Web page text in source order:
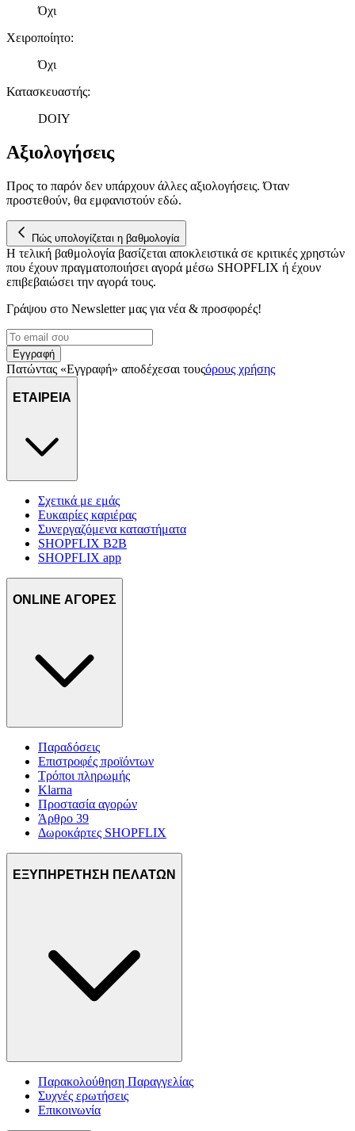
πληροφορίες σχετικά με την από μέρους σας χρήση της
τοποθεσίας μας στους συνεργάτες μέσων κοινωνικής
δικτύωσης, διαφημίσεων και ανάλυσης.
Όχι
Χειροποίητο:
Όχι
Κατασκευαστής:
DOIY
Αξιολογήσεις
Προς το παρόν δεν υπάρχουν άλλες αξιολογήσεις. Όταν
προστεθούν, θα εμφανιστούν εδώ.
Πώς υπολογίζεται η βαθμολογία
Η τελική βαθμολογία βασίζεται αποκλειστικά σε κριτικές χρηστών
που έχουν πραγματοποιήσει αγορά μέσω SHOPFLIX ή έχουν
επιβεβαιώσει την αγορά τους.
Γράψου στο Νewsletter μας για νέα & προσφορές!
Εγγραφή
Πατώντας «Εγγραφή» αποδέχεσαι τουςόρους χρήσης
ΕΤΑΙΡΕΙΑ
Σχετικά με εμάς
Ευκαιρίες καριέρας
Συνεργαζόμενα καταστήματα
SHOPFLIX B2B
SHOPFLIX app
ONLINE ΑΓΟΡΕΣ
Παραδόσεις
Επιστροφές προϊόντων
Τρόποι πληρωμής
Klarna
Προστασία αγορών
Άρθρο 39
Δωροκάρτες SHOPFLIX
ΕΞΥΠΗΡΕΤΗΣΗ ΠΕΛΑΤΩΝ
Παρακολούθηση Παραγγελίας
Συχνές ερωτήσεις
Επικοινωνία